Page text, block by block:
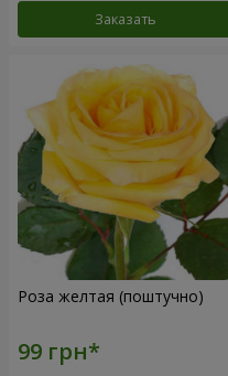
Заказать
Роза желтая (поштучно)